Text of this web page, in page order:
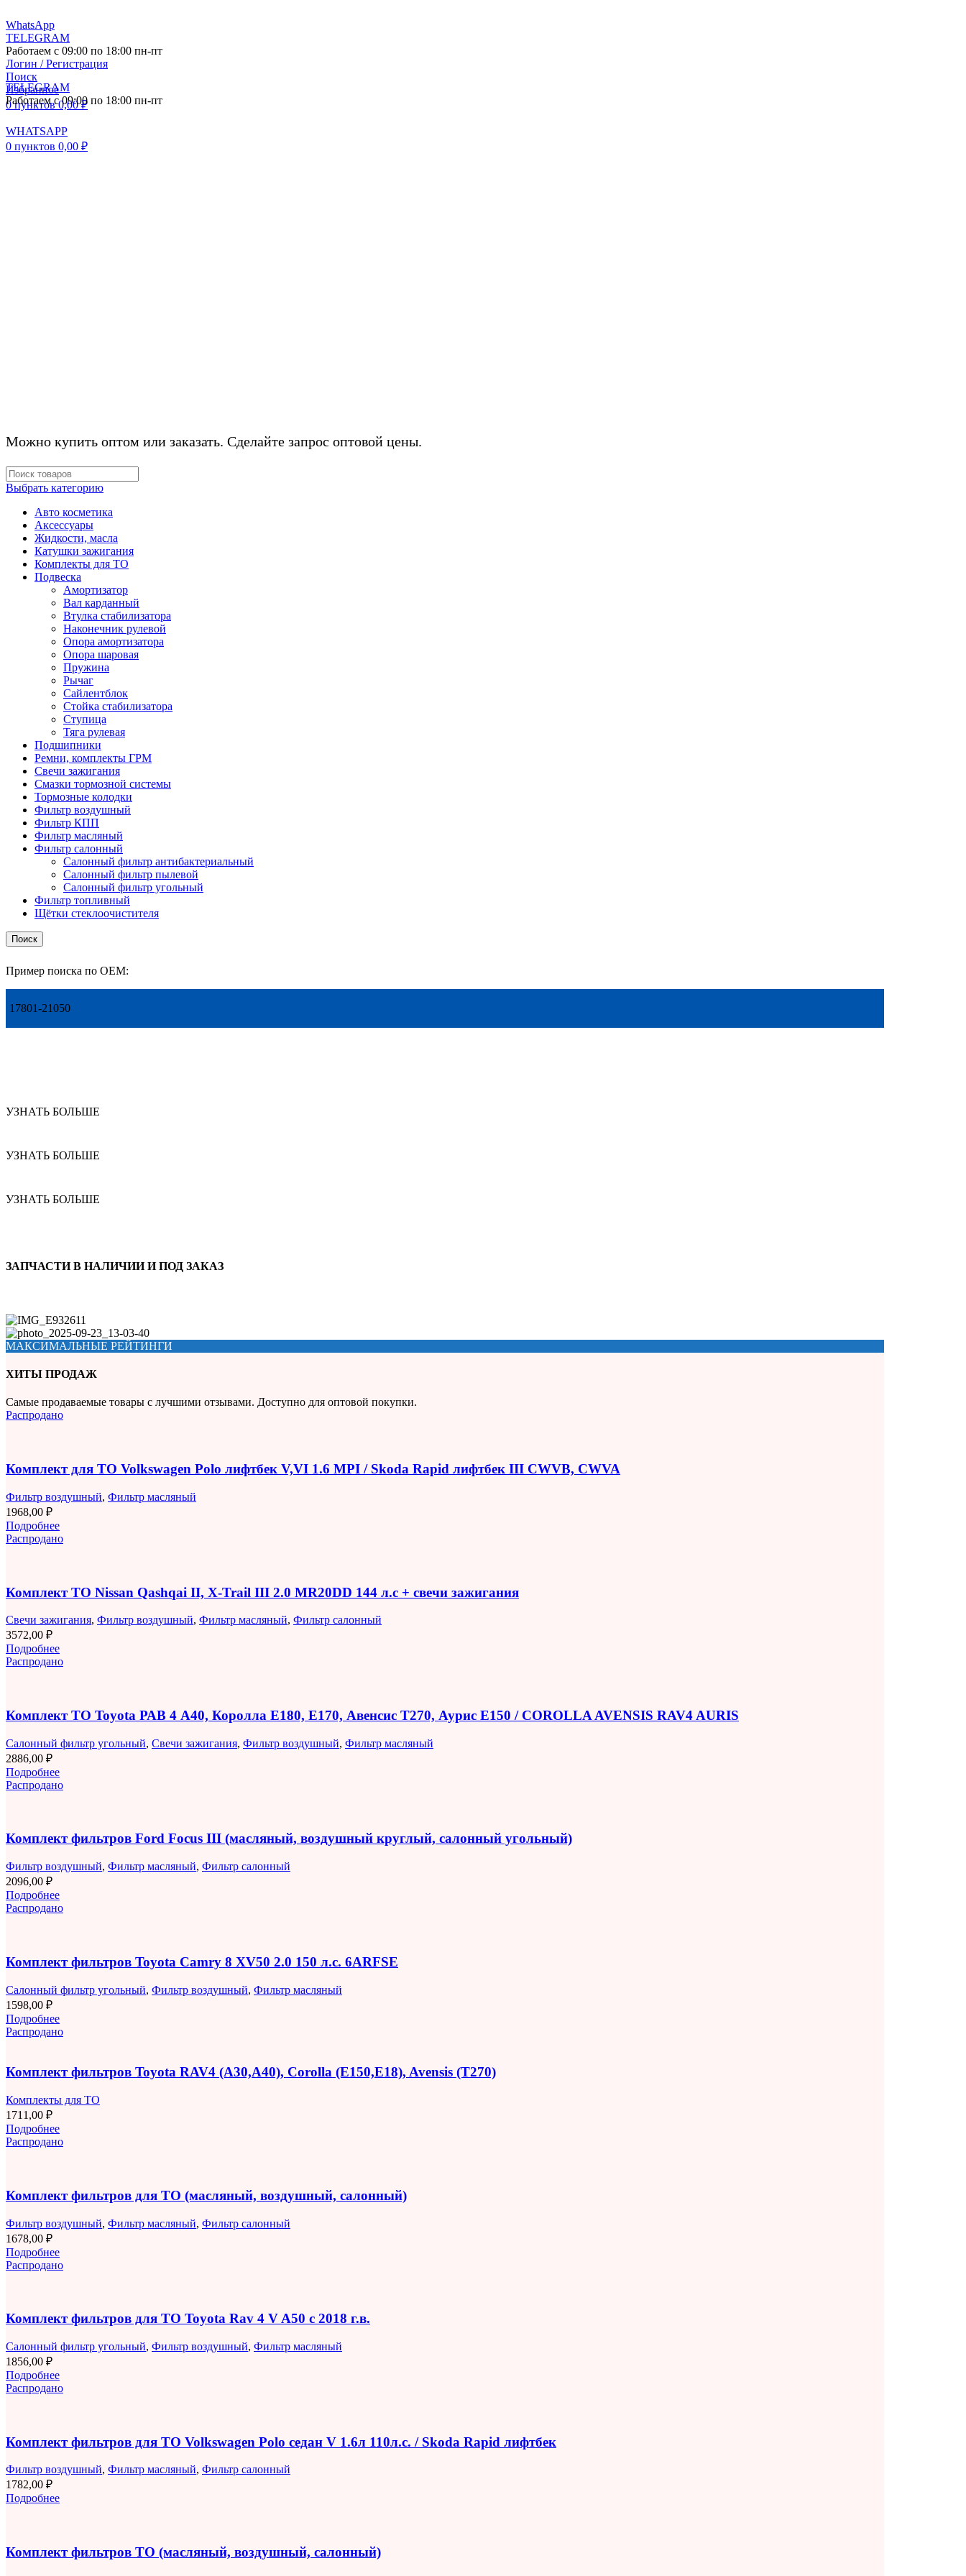
WhatsApp
TELEGRAM
Работаем с 09:00 по 18:00 пн-пт
Логин / Регистрация
Поиск
Избранное
0пунктов 0,00₽
WHATSAPP
0 пунктов 0,00 ₽
TELEGRAM
Работаем с 09:00 по 18:00 пн-пт
Можно купить оптом или заказать. Сделайте запрос оптовой цены.
Выбрать категорию
Авто косметика
Аксессуары
Жидкости, масла
Катушки зажигания
Комплекты для ТО
Подвеска
Амортизатор
Вал карданный
Втулка стабилизатора
Наконечник рулевой
Опора амортизатора
Опора шаровая
Пружина
Рычаг
Сайлентблок
Стойка стабилизатора
Ступица
Тяга рулевая
Подшипники
Ремни, комплекты ГРМ
Свечи зажигания
Смазки тормозной системы
Тормозные колодки
Фильтр воздушный
Фильтр КПП
Фильтр масляный
Фильтр салонный
Салонный фильтр антибактериальный
Салонный фильтр пылевой
Салонный фильтр угольный
Фильтр топливный
Щётки стеклоочистителя
Поиск
Пример поиска по OEM:
17801-21050
УЗНАТЬ БОЛЬШЕ
УЗНАТЬ БОЛЬШЕ
УЗНАТЬ БОЛЬШЕ
ЗАПЧАСТИ В НАЛИЧИИ И ПОД ЗАКАЗ
МАКСИМАЛЬНЫЕ РЕЙТИНГИ
ХИТЫ ПРОДАЖ
Самые продаваемые товары с лучшими отзывами. Доступно для оптовой покупки.
Распродано
Комплект для ТО Volkswagen Polo лифтбек V,VI 1.6 MPI / Skoda Rapid лифтбек III CWVB, CWVA
Фильтр воздушный, Фильтр масляный
1968,00 ₽
Подробнее
Распродано
Комплект ТО Nissan Qashqai II, X-Trail III 2.0 MR20DD 144 л.с + свечи зажигания
Свечи зажигания, Фильтр воздушный, Фильтр масляный, Фильтр салонный
3572,00 ₽
Подробнее
Распродано
Комплект ТО Toyota РАВ 4 A40, Королла E180, E170, Авенсис T270, Аурис E150 / COROLLA AVENSIS RAV4 AURIS
Салонный фильтр угольный, Свечи зажигания, Фильтр воздушный, Фильтр масляный
2886,00 ₽
Подробнее
Распродано
Комплект фильтров Ford Focus III (масляный, воздушный круглый, салонный угольный)
Фильтр воздушный, Фильтр масляный, Фильтр салонный
2096,00 ₽
Подробнее
Распродано
Комплект фильтров Toyota Camry 8 XV50 2.0 150 л.с. 6ARFSE
Салонный фильтр угольный, Фильтр воздушный, Фильтр масляный
1598,00 ₽
Подробнее
Распродано
Комплект фильтров Toyota RAV4 (A30,A40), Corolla (E150,E18), Avensis (T270)
Комплекты для ТО
1711,00 ₽
Подробнее
Распродано
Комплект фильтров для ТО (масляный, воздушный, салонный)
Фильтр воздушный, Фильтр масляный, Фильтр салонный
1678,00 ₽
Подробнее
Распродано
Комплект фильтров для ТО Toyota Rav 4 V A50 с 2018 г.в.
Салонный фильтр угольный, Фильтр воздушный, Фильтр масляный
1856,00 ₽
Подробнее
Распродано
Комплект фильтров для ТО Volkswagen Polo седан V 1.6л 110л.с. / Skoda Rapid лифтбек
Фильтр воздушный, Фильтр масляный, Фильтр салонный
1782,00 ₽
Подробнее
Комплект фильтров ТО (масляный, воздушный, салонный)